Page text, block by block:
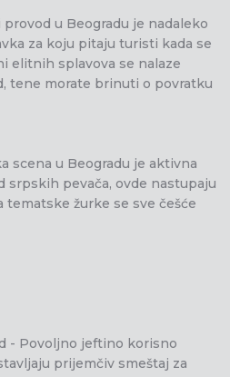
u Beogradu je nadaleko
za koju pitaju turisti kada se
elitnih splavova se nalaze
tene morate brinuti o povratku
scena u Beogradu je aktivna
srpskih pevača, ovde nastupaju
tematske žurke se sve češće
- Povoljno jeftino korisno
prijemčiv smeštaj za